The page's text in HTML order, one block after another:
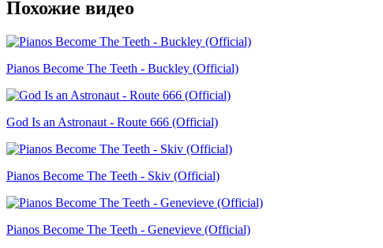
Похожие видео
Pianos Become The Teeth - Buckley (Official)
God Is an Astronaut - Route 666 (Official)
Pianos Become The Teeth - Skiv (Official)
Pianos Become The Teeth - Genevieve (Official)